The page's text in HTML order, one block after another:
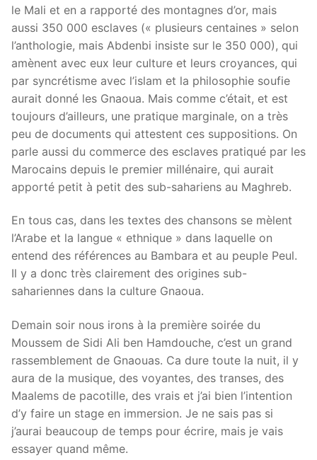
le Mali et en a rapporté des montagnes d’or, mais
aussi 350 000 esclaves (« plusieurs centaines » selon
l’anthologie, mais Abdenbi insiste sur le 350 000), qui
amènent avec eux leur culture et leurs croyances, qui
par syncrétisme avec l’islam et la philosophie soufie
aurait donné les Gnaoua. Mais comme c’était, et est
toujours d’ailleurs, une pratique marginale, on a très
peu de documents qui attestent ces suppositions. On
parle aussi du commerce des esclaves pratiqué par les
Marocains depuis le premier millénaire, qui aurait
apporté petit à petit des sub-sahariens au Maghreb.
En tous cas, dans les textes des chansons se mèlent
l’Arabe et la langue « ethnique » dans laquelle on
entend des références au Bambara et au peuple Peul.
Il y a donc très clairement des origines sub-
sahariennes dans la culture Gnaoua.
Demain soir nous irons à la première soirée du
Moussem de Sidi Ali ben Hamdouche, c’est un grand
rassemblement de Gnaouas. Ca dure toute la nuit, il y
aura de la musique, des voyantes, des transes, des
Maalems de pacotille, des vrais et j’ai bien l’intention
d’y faire un stage en immersion. Je ne sais pas si
j’aurai beaucoup de temps pour écrire, mais je vais
essayer quand même.